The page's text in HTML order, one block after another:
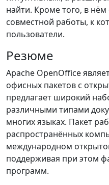
найти. Кроме того, в нём
совместной работы, к
пользователи.
Резюме
Apache OpenOffice
офисных пакетов с
предлагает широкий
различными типами
многих языках. Пакет
распространённых
международном
поддерживая при этом
программ.